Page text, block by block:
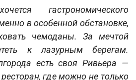
гастрономического
в особенной обстановке,
чемоданы. За мечтой
к лазурным берегам.
есть своя Ривьера —
где можно не только